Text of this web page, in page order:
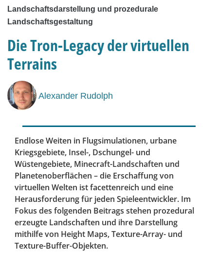
Landschaftsdarstellung und prozedurale
Landschaftsgestaltung
Die Tron-Legacy der virtuellen
Terrains
Alexander Rudolph
Endlose Weiten in Flugsimulationen, urbane
Kriegsgebiete, Insel-, Dschungel- und
Wüstengebiete, Minecraft-Landschaften und
Planetenoberflächen – die Erschaffung von
virtuellen Welten ist facettenreich und eine
Herausforderung für jeden Spieleentwickler. Im
Fokus des folgenden Beitrags stehen prozedural
erzeugte Landschaften und ihre Darstellung
mithilfe von Height Maps, Texture-Array- und
Texture-Buffer-Objekten.